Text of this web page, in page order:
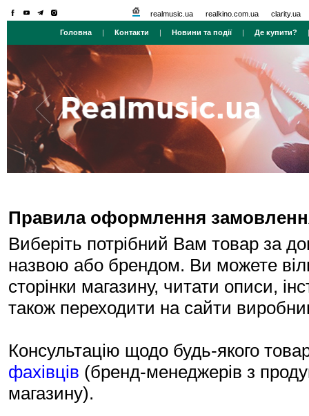
realmusic.ua realkino.com.ua clarity.ua
Головна | Контакти | Новини та події| Де купити?
Правила оформлення
Виберіть потрібний Вам товар за
назвою або брендом. Ви можете
сторінки магазину, читати описи,
також переходити на сайти
Консультацію щодо будь-якого
фахівців (бренд-менеджерів з
магазину).